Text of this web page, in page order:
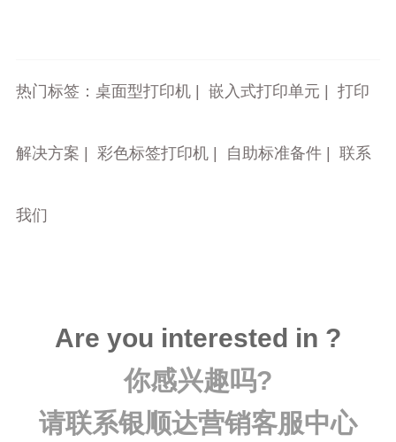
热门标签： 桌面型打印机| 嵌入式打印单元 | 打印
解决方案 | 彩色标签打印机| 自助标准备件| 联系
我们
Are you interested in ?
你感兴趣吗?
请联系银顺达营销客服中心